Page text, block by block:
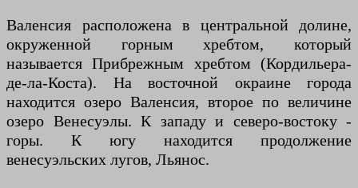
Валенсия расположена в центральной долине,
окруженной горным хребтом, который
называется Прибрежным хребтом (Кордильера-
де-ла-Коста). На восточной окраине города
находится озеро Валенсия, второе по величине
озеро Венесуэлы. К западу и северо-востоку -
горы. К югу находится продолжение
венесуэльских лугов, Льянос.